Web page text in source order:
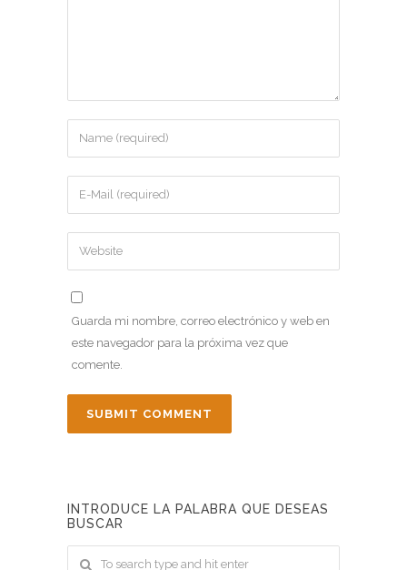
Guarda mi nombre, correo electrónico y web en
este navegador para la próxima vez que
comente.
INTRODUCE LA PALABRA QUE DESEAS
BUSCAR